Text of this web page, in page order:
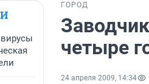
ГОРОД
четыре
24 апреля 2009, 14:34